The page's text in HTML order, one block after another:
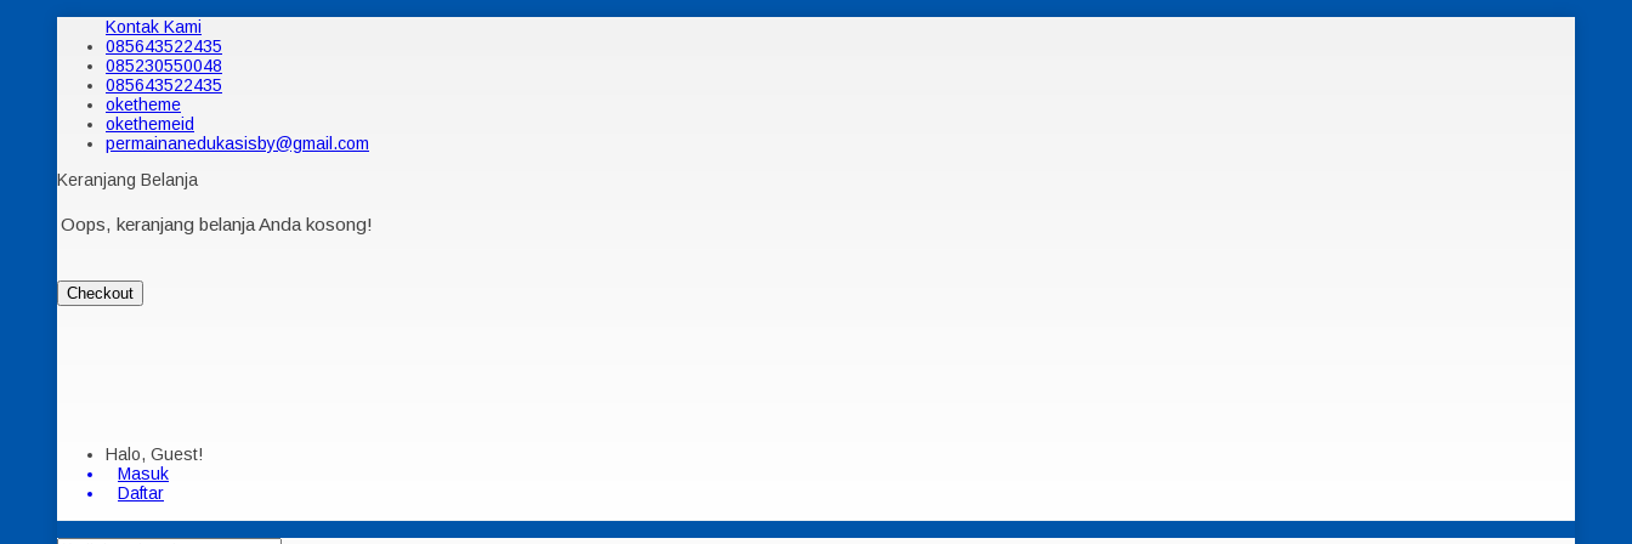
Kontak Kami
085643522435
085230550048
085643522435
oketheme
okethemeid
permainanedukasisby@gmail.com
Keranjang Belanja
Oops, keranjang belanja Anda kosong!
Checkout
Halo, Guest!
Masuk
Daftar